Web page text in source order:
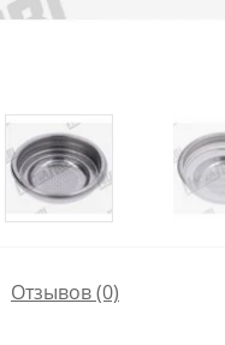
Отзывов (0)